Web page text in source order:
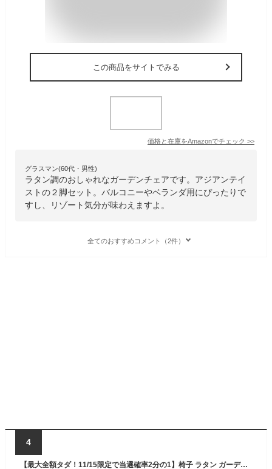
この商品をサイトでみる
価格と在庫をAmazonでチェック >>
グラスマン(60代・男性)
ラタン調のおしゃれなガーデンチェアです。アジアンテイ
ストの２脚セット。バルコニーやベランダ用にぴったりで
すし、リゾート気分が味わえますよ。
全てのおすすめコメント（2件）
4
【最大全額タダ！11/15限定で当選確率2分の1】椅子 ラタン ガーデンチェア ラウンジチェア いす ラタンチェア オットマン付きセット イス 屋外 クッション付き 北欧 ガーデンチェアー ガーデン ラタン調 ウッドデッキ用 スチール おしゃれ リラックス セット